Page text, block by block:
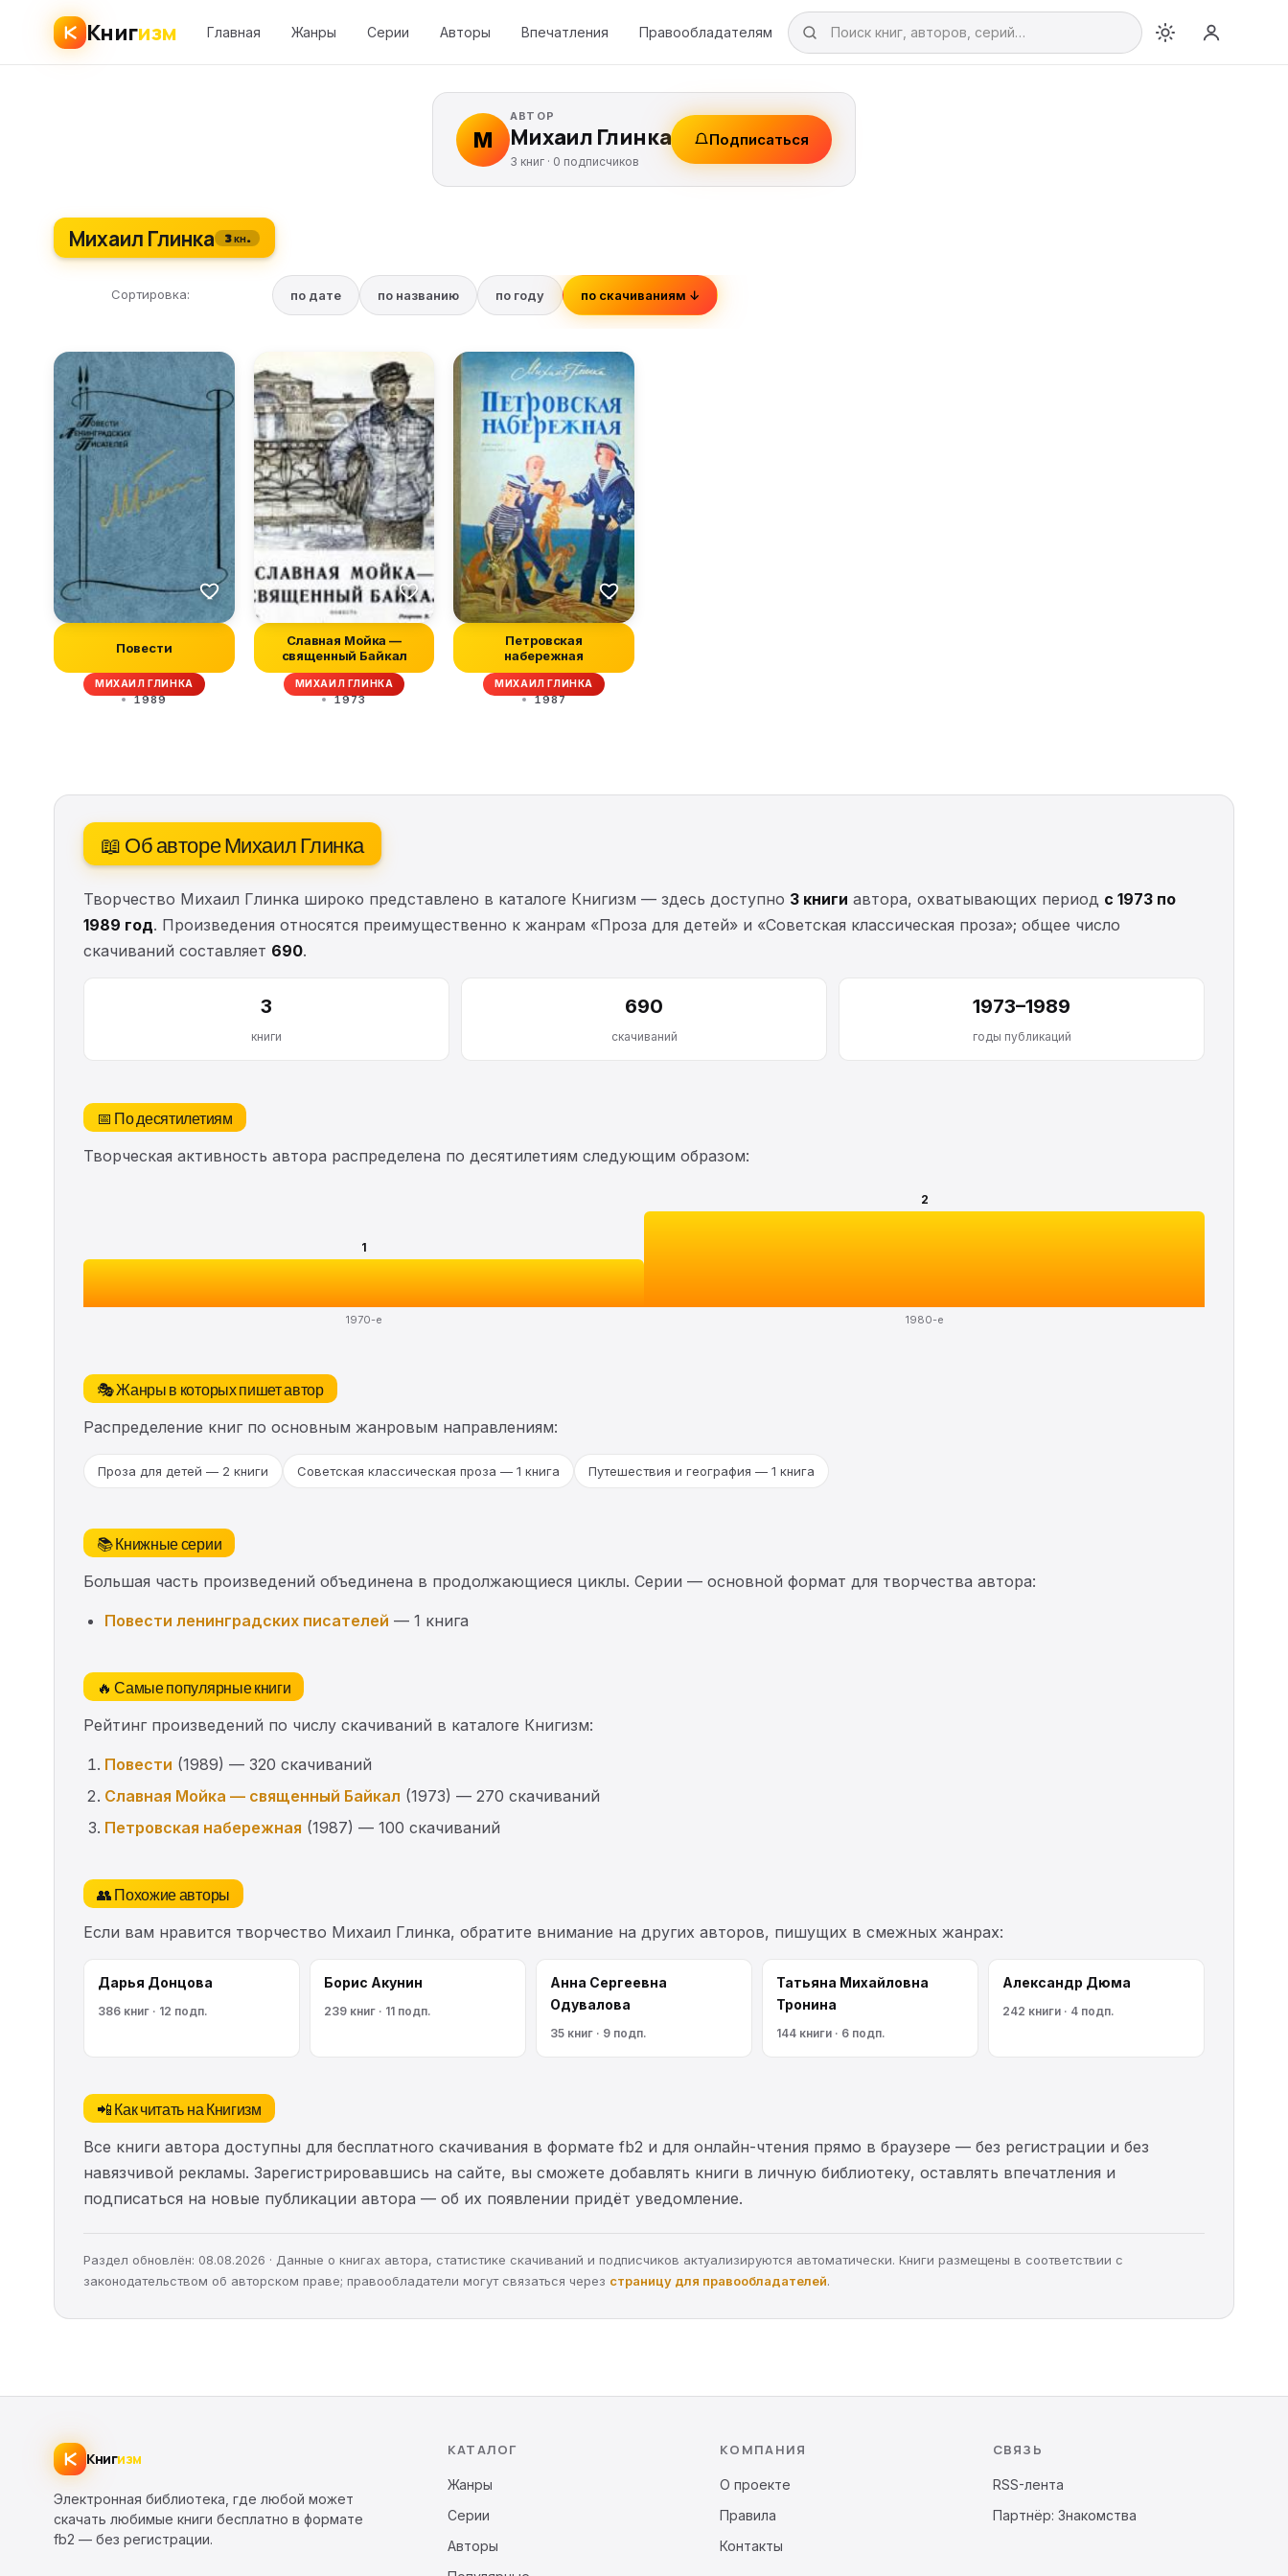
Книгизм Главная Жанры Серии Авторы Впечатления Правообладателям
М
АВТОР
Михаил Глинка
3 книг · 0 подписчиков
Подписаться
Михаил Глинка 3 кн.
Сортировка: по дате по названию по году по скачиваниям ↓
Повести
МИХАИЛ ГЛИНКА
1989
Славная Мойка —
священный Байкал
МИХАИЛ ГЛИНКА
1973
Петровская
набережная
МИХАИЛ ГЛИНКА
1987
📖 Об авторе Михаил Глинка
Творчество Михаил Глинка широко представлено в каталоге Книгизм — здесь доступно 3 книги автора, охватывающих период с 1973 по
1989 год. Произведения относятся преимущественно к жанрам «Проза для детей» и «Советская классическая проза»; общее число
скачиваний составляет 690.
3
книги
690
скачиваний
1973–1989
годы публикаций
📅 По десятилетиям
Творческая активность автора распределена по десятилетиям следующим образом:
1
1970-е
2
1980-е
🎭 Жанры в которых пишет автор
Распределение книг по основным жанровым направлениям:
Проза для детей — 2 книги Советская классическая проза — 1 книга Путешествия и география — 1 книга
📚 Книжные серии
Большая часть произведений объединена в продолжающиеся циклы. Серии — основной формат для творчества автора:
Повести ленинградских писателей — 1 книга
🔥 Самые популярные книги
Рейтинг произведений по числу скачиваний в каталоге Книгизм:
Повести (1989) — 320 скачиваний
Славная Мойка — священный Байкал (1973) — 270 скачиваний
Петровская набережная (1987) — 100 скачиваний
👥 Похожие авторы
Если вам нравится творчество Михаил Глинка, обратите внимание на других авторов, пишущих в смежных жанрах:
Дарья Донцова
386 книг · 12 подп.
Борис Акунин
239 книг · 11 подп.
Анна Сергеевна
Одувалова
35 книг · 9 подп.
Татьяна Михайловна
Тронина
144 книги · 6 подп.
Александр Дюма
242 книги · 4 подп.
📲 Как читать на Книгизм
Все книги автора доступны для бесплатного скачивания в формате fb2 и для онлайн-чтения прямо в браузере — без регистрации и без
навязчивой рекламы. Зарегистрировавшись на сайте, вы сможете добавлять книги в личную библиотеку, оставлять впечатления и
подписаться на новые публикации автора — об их появлении придёт уведомление.
Раздел обновлён: 08.08.2026 · Данные о книгах автора, статистике скачиваний и подписчиков актуализируются автоматически. Книги размещены в соответствии с
законодательством об авторском праве; правообладатели могут связаться через страницу для правообладателей.
Книгизм
Электронная библиотека, где любой может
скачать любимые книги бесплатно в формате
fb2 — без регистрации.
КАТАЛОГ
Жанры
Серии
Авторы
КОМПАНИЯ
О проекте
Правила
Контакты
СВЯЗЬ
RSS-лента
Партнёр: Знакомства